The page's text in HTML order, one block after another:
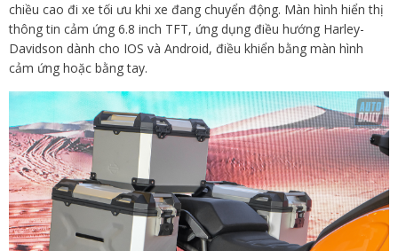
chiều cao đi xe tối ưu khi xe đang chuyển động. Màn hình hiển thị
thông tin cảm ứng 6.8 inch TFT, ứng dụng điều hướng Harley-
Davidson dành cho IOS và Android, điều khiển bằng màn hình
cảm ứng hoặc bằng tay.